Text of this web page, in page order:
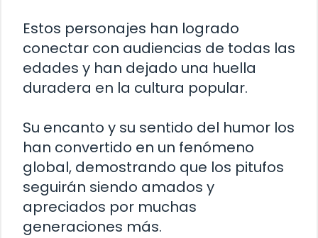
Estos personajes han logrado
conectar con audiencias de todas las
edades y han dejado una huella
duradera en la cultura popular.
Su encanto y su sentido del humor los
han convertido en un fenómeno
global, demostrando que los pitufos
seguirán siendo amados y
apreciados por muchas
generaciones más.